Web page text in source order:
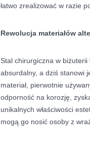
łatwo zrealizować w razie
Rewolucja materiałów
Stal chirurgiczna w
absurdalny, a dziś stanowi
materiał, pierwotnie
odporność na korozję,
unikalnych właściwości
mogą go nosić osoby z